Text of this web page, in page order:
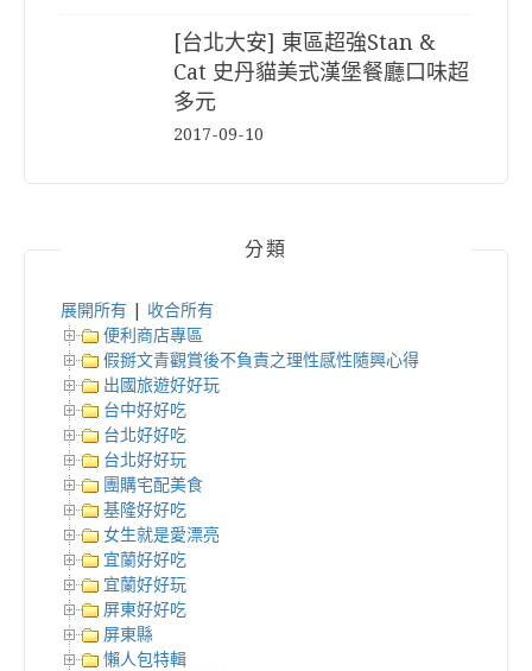
[台北大安] 東區超強Stan &
Cat 史丹貓美式漢堡餐廳口味超
多元
2017-09-10
分類
展開所有
收合所有
便利商店專區
假掰文青觀賞後不負責之理性感性隨興心得
出國旅遊好好玩
台中好好吃
台北好好吃
台北好好玩
團購宅配美食
基隆好好吃
女生就是愛漂亮
宜蘭好好吃
宜蘭好好玩
屏東好好吃
屏東縣
懶人包特輯